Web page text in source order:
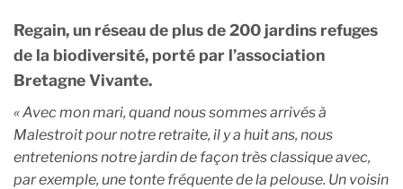
Regain, un réseau de plus de 200 jardins refuges
de la biodiversité, porté par l’association
Bretagne Vivante.
« Avec mon mari, quand nous sommes arrivés à
Malestroit pour notre retraite, il y a huit ans, nous
entretenions notre jardin de façon très classique avec,
par exemple, une tonte fréquente de la pelouse. Un voisin